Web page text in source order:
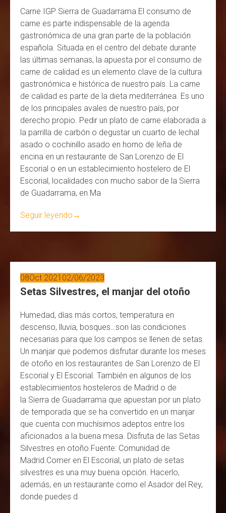
Carne IGP Sierra de Guadarrama.El consumo de
carne es parte indispensable de la agenda
gastronómica de una gran parte de la población
española. Situada en el centro del debate durante
las últimas semanas, la apuesta por el consumo de
carne de calidad es un elemento clave de la cultura
gastronómica e histórica de nuestro país. La carne
de calidad es parte de la dieta mediterránea. Es uno
de los principales avales de nuestro país, por
derecho propio. Pedir un plato de carne elaborada a
la parrilla de carbón o degustar un cuarto de lechal
asado o cochinillo asado en horno de leña de
encina en un restaurante de San Lorenzo de El
Escorial o en un establecimiento hostelero de El
Escorial, localidades con mucho sabor de la Sierra
de Guadarrama, en Ma
Seguir leyendo →
08Oct 2021 02/06/2023
Setas Silvestres, el manjar del otoño
Humedad, días más cortos, temperatura en
descenso, lluvia, bosques…son las condiciones
necesarias para que los campos se llenen de setas.
Un manjar que podemos disfrutar durante los meses
de otoño en los restaurantes de San Lorenzo de El
Escorial y El Escorial. También en algunos de los
establecimientos hosteleros de Madrid o de
la Sierra de Guadarrama que apuestan por un plato
de temporada que se ha convertido en un manjar
que cuenta con muchísimos adeptos entre los
aficionados a la buena mesa. Disfruta de las Setas
Silvestres en otoño.Fuente: Comunidad de
Madrid.Comer en El Escorial, un plato de setas
silvestres es una muy buena opción. Hacerlo,
además, en un restaurante como el Asador del Rey,
donde puedes d